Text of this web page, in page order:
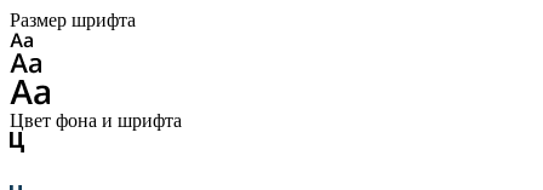
Размер шрифта
Цвет фона и шрифта